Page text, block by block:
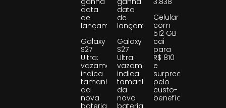
data
de
lançamento
Galaxy
S27
Ultra:
vazamento
indica
tamanho
da
nova
data
de
lançamento
Galaxy
S27
Ultra:
vazamento
indica
tamanho
da
nova
Celular
com
512 GB
cai
para
R$ 810
e
surpreende
pelo
custo-
benefício